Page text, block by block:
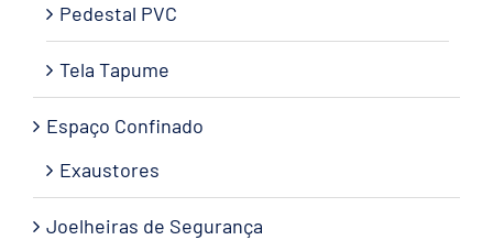
Pedestal PVC
Tela Tapume
Espaço Confinado
Exaustores
Joelheiras de Segurança